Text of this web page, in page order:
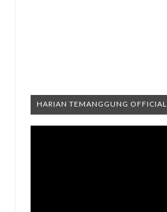
HARIAN TEMANGGUNG OFFICIAL